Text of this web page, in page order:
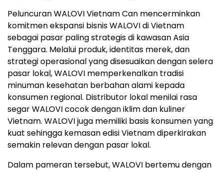
Peluncuran WALOVI Vietnam Can mencerminkan
komitmen ekspansi bisnis WALOVI di Vietnam
sebagai pasar paling strategis di kawasan Asia
Tenggara. Melalui produk, identitas merek, dan
strategi operasional yang disesuaikan dengan selera
pasar lokal, WALOVI memperkenalkan tradisi
minuman kesehatan berbahan alami kepada
konsumen regional. Distributor lokal menilai rasa
segar WALOVI cocok dengan iklim dan kuliner
Vietnam. WALOVI juga memiliki basis konsumen yang
kuat sehingga kemasan edisi Vietnam diperkirakan
semakin relevan dengan pasar lokal.
Dalam pameran tersebut, WALOVI bertemu dengan